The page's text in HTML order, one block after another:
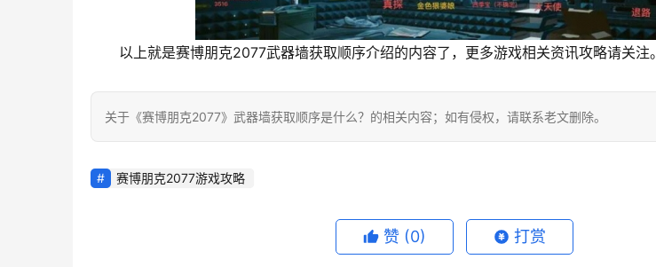
以上就是赛博朋克2077武器墙获取顺序介绍的内容了，更多游戏相关资讯攻略请关注。
关于《赛博朋克2077》武器墙获取顺序是什么？的相关内容；如有侵权，请联系老文删除。
赛博朋克2077游戏攻略
赞 (0) 打赏